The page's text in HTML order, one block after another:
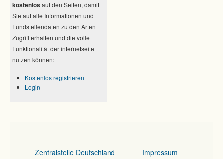
kostenlos auf den Seiten, damit
Sie auf alle Informationen und
Fundstellendaten zu den Arten
Zugriff erhalten und die volle
Funktionalität der internetseite
nutzen können:
Kostenlos registrieren
Login
Zentralstelle Deutschland Impressum